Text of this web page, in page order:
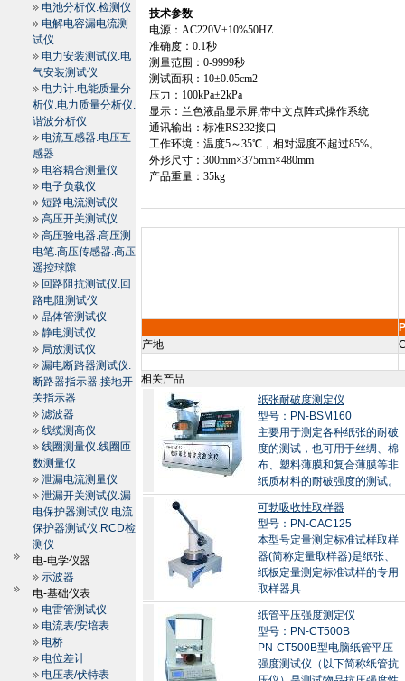
电池分析仪.检测仪
电解电容漏电流测
试仪
电力安装测试仪.电
气安装测试仪
电力计.电能质量分
析仪.电力质量分析仪.
谐波分析仪
电流互感器.电压互
感器
电容耦合测量仪
电子负载仪
短路电流测试仪
高压开关测试仪
高压验电器.高压测
电笔.高压传感器.高压
遥控球隙
回路阻抗测试仪.回
路电阻测试仪
晶体管测试仪
静电测试仪
局放测试仪
漏电断路器测试仪.
断路器指示器.接地开
关指示器
滤波器
线缆测高仪
线圈测量仪.线圈匝
数测量仪
泄漏电流测量仪
泄漏开关测试仪.漏
电保护器测试仪.电流
保护器测试仪.RCD检
测仪
电-电学仪器
示波器
电-基础仪表
电雷管测试仪
电流表/安培表
电桥
电位差计
电压表/伏特表
技术参数
电源：AC220V±10%50HZ
准确度：0.1秒
测量范围：0-9999秒
测试面积： 10±0.05cm2
压力： 100kPa±2kPa
显示：兰色液晶显示屏,带中文点阵式操作系统
通讯输出：标准RS232接口
工作环境：温度5～35℃，相对湿度不超过85%。
外形尺寸：300mm×375mm×480mm
产品重量：35kg
产地
相关产品
纸张耐破度测定仪
型号：PN-BSM160
主要用于测定各种纸张的耐破
度的测试，也可用于丝绸、棉
布、塑料薄膜和复合薄膜等非
纸质材料的耐破强度的测试。
可勃吸收性取样器
型号：PN-CAC125
本型号定量测定标准试样取样
器(简称定量取样器)是纸张、
纸板定量测定标准试样的专用
取样器具
纸管平压强度测定仪
型号：PN-CT500B
PN-CT500B型电脑纸管平压
强度测试仪（以下简称纸管抗